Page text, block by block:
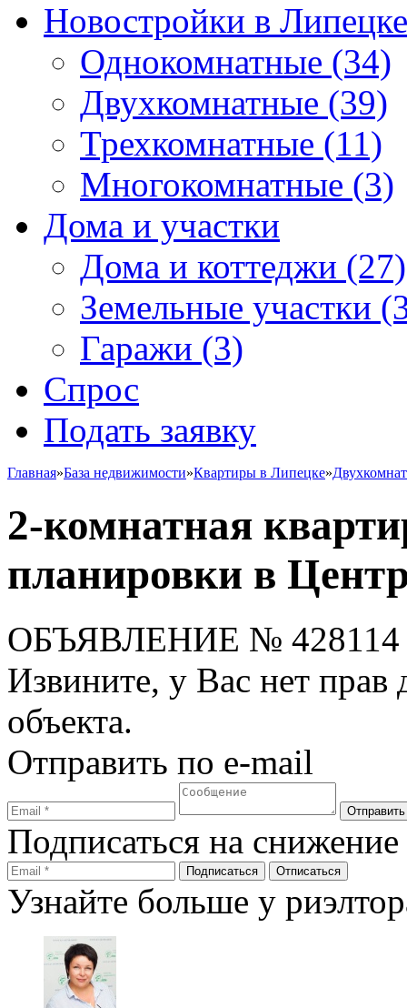
Новостройки в Липецке
Однокомнатные (34)
Двухкомнатные (39)
Трехкомнатные (11)
Многокомнатные (3)
Дома и участки
Дома и коттеджи (27)
Земельные участки
Гаражи (3)
Спрос
Подать заявку
Главная»База недвижимости»Квартиры в Липецке»
2-комнатная
планировки в
ОБЪЯВЛЕНИЕ № 428114
Извините, у Вас нет прав
объекта.
Отправить по e-mail
Подписаться на
Узнайте больше у